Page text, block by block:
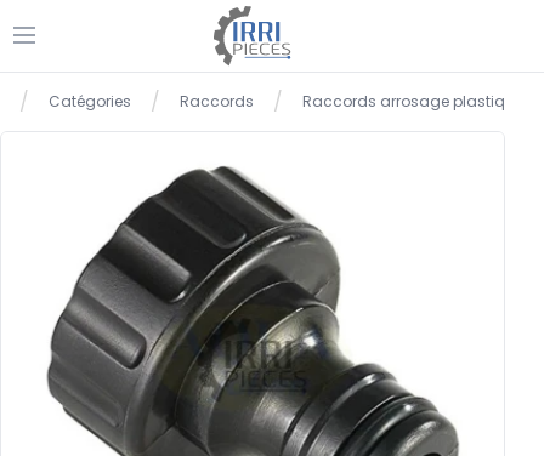
Ouvrir le menu
Accueil
/ Catégories / Raccords / Raccords arrosage plastique